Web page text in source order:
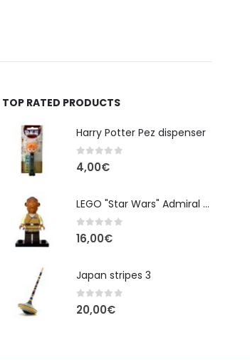
TOP RATED PRODUCTS
Harry Potter Pez dispenser
0 out of 5
4,00€
LEGO "Star Wars" Admiral Ackbar figure sw0719
0out of 5
16,00€
Japan stripes 3
0 out of 5
20,00€